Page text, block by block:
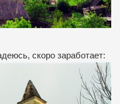
скоро заработает: